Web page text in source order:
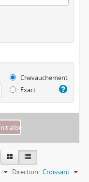
Chevauchement
Exact
Direction: Croissant